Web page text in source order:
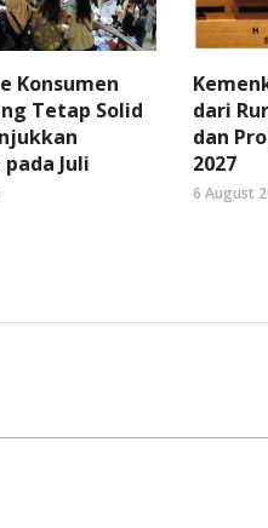
Konsumen
Tetap Solid
Juli
dari
dan
2027
6 August